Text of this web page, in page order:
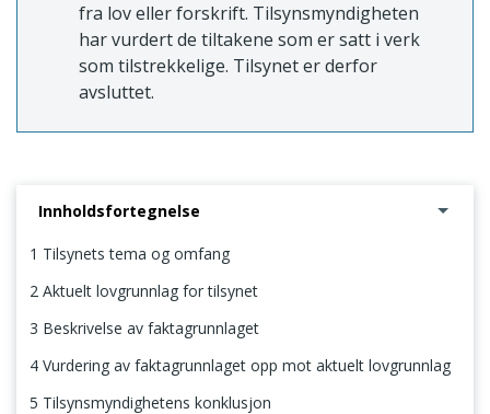
fra lov eller forskrift. Tilsynsmyndigheten
har vurdert de tiltakene som er satt i verk
som tilstrekkelige. Tilsynet er derfor
avsluttet.
Innholdsfortegnelse
1 Tilsynets tema og omfang
2 Aktuelt lovgrunnlag for tilsynet
3 Beskrivelse av faktagrunnlaget
4 Vurdering av faktagrunnlaget opp mot aktuelt lovgrunnlag
5 Tilsynsmyndighetens konklusjon